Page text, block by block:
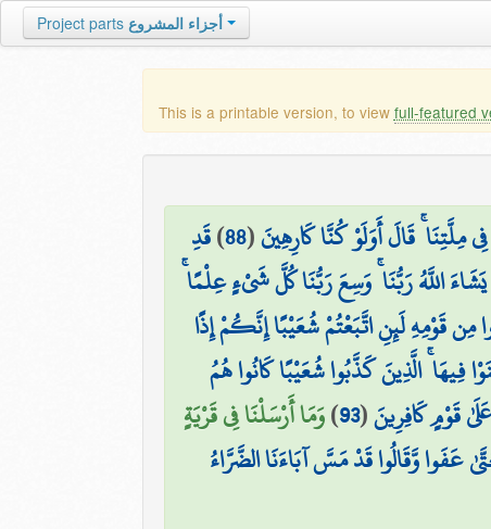
Project parts أجزاء المشروع
This is a printable version, to view full-featured
قَالَ أَوَلَوْ كُنَّا كَارِهِينَ(
88
)قَدِ
اللَّهُ رَبُّنَا ۚ وَسِعَ رَبُّنَا كُلَّ شَيْءٍ عِلْمًا
مِن قَوْمِهِ لَئِنِ اتَّبَعْتُمْ شُعَيْبًا إِنَّكُمْ إِذًا
فِيهَا ۚ الَّذِينَ كَذَّبُوا شُعَيْبًا كَانُوا هُمُ
قَوْمٍ كَافِرِينَ(
93
)وَمَا أَرْسَلْنَا فِي قَرْيَةٍ
عَفَوا وَّقَالُوا قَدْ مَسَّ آبَاءَنَا الضَّرَّاءُ